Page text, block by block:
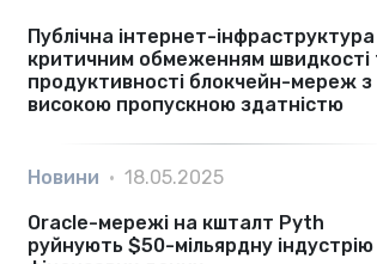
Публічна інтернет-
критичним обмеженням швидкості
продуктивності блокчейн-мереж з
високою пропускною здатністю
Новини • 18.05.2025
Oracle-мережі на кшталт Pyth
руйнують $50-мільярдну індустрію